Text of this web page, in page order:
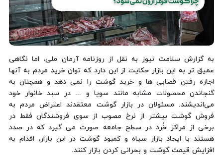
به گزارش سلامت نیوز به نقل از روزنامه آرمان ملی، اما نگاهی
عمیق تر به این بازار حکایت از این دارد که توان خرید مردم به آنها
اجازه رفتن قصابی ها و خرید گوشت را نمی دهد و همچنان به
گنجاندن محصولات مشابه مانند سویا و ... در سبد خانوار خود
می‌اندیشند. مسئولان در بازار گوشت معتقدند اعتراض مردم به
فروش گوشت بیشتر از نرخ مصوب از سوی فروشندگان فقط در
برخی از مراکز خُرد در سطح جامعه صورت می گیرد که در صدد
هستند با ایجاد بازار سیاه و کمبود گوشت در این بازار، اقدام به
افزایش قیمت گوشت و بحرانی کردن بازار کنند.